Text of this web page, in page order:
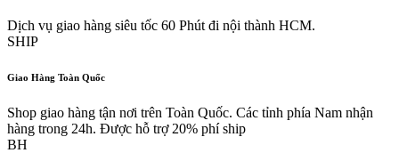
Dịch vụ giao hàng siêu tốc 60 Phút đi nội thành HCM.
SHIP
Giao Hàng Toàn Quốc
Shop giao hàng tận nơi trên Toàn Quốc. Các tỉnh phía Nam nhận
hàng trong 24h. Được hỗ trợ 20% phí ship
BH